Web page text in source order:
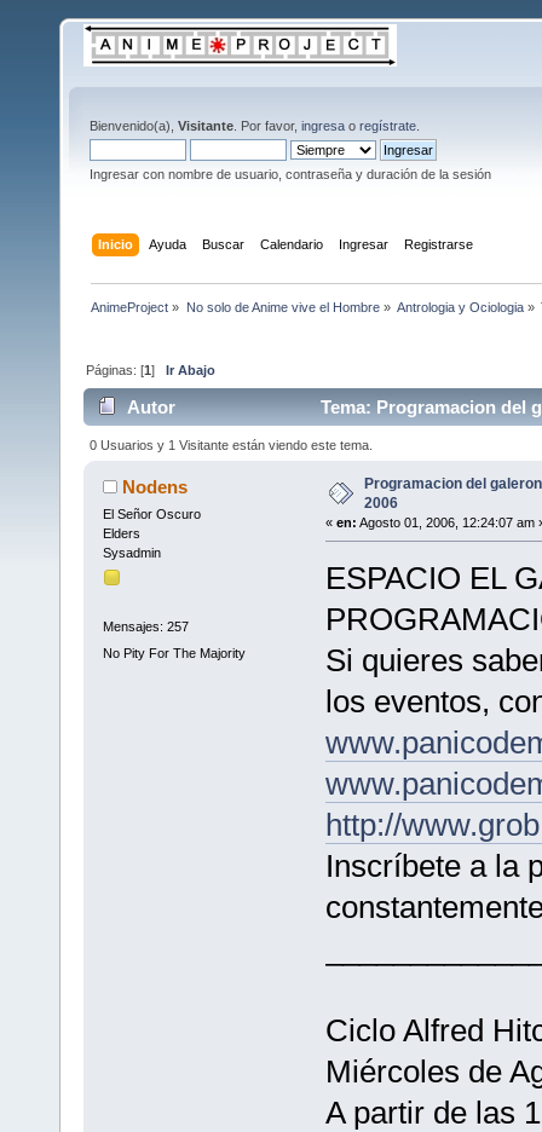
Bienvenido(a), Visitante . Por favor, ingresa o regístrate
Ingresar con nombre de usuario, contraseña y duración de la sesión
Inicio Ayuda Buscar Calendario Ingresar Registrarse
AnimeProject » No solo de Anime vive el Hombre» Antrologia y Ociologia»
Páginas: [1]Ir Abajo
Autor Tema: Programacion del
0 Usuarios y 1 Visitante están viendo este tema.
Nodens
El Señor Oscuro
Elders
Sysadmin
Mensajes: 257
No Pity For The Majority
Programacion del
2006
« en: Agosto 01, 2006, 12:24:07 am
ESPACIO EL
Si quieres
los eventos,
http://
Inscríbete a la
Ciclo Alfred
Miércoles de
A partir de las